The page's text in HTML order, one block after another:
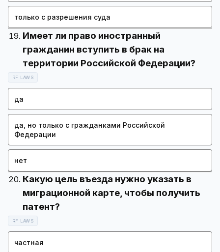
только с разрешения суда
Имеет ли право иностранный
гражданин вступить в брак на
RF LAWS
да
да, но только с гражданками Российской
Федерации
нет
Какую цель въезда нужно указать в
миграционной карте, чтобы получить
RF LAWS
частная